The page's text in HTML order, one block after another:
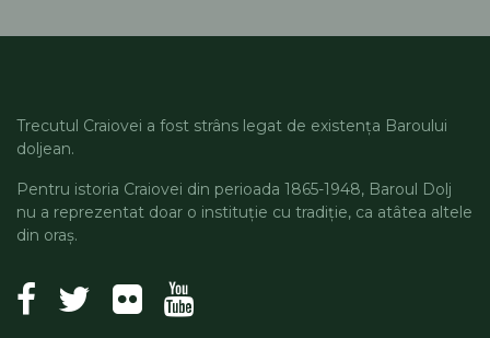
Trecutul Craiovei a fost strâns legat de existența Baroului
doljean.
Pentru istoria Craiovei din perioada 1865-1948, Baroul Dolj
nu a reprezentat doar o instituție cu tradiție, ca atâtea altele
din oraș.